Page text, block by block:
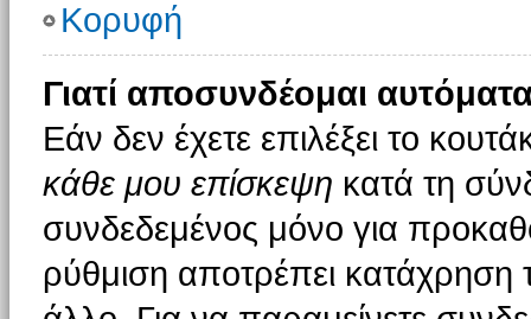
Κορυφή
Γιατί αποσυνδέομαι
Εάν δεν έχετε επιλέξει το
κάθε μου επίσκεψη κατά τη
συνδεδεμένος μόνο για
ρύθμιση αποτρέπει